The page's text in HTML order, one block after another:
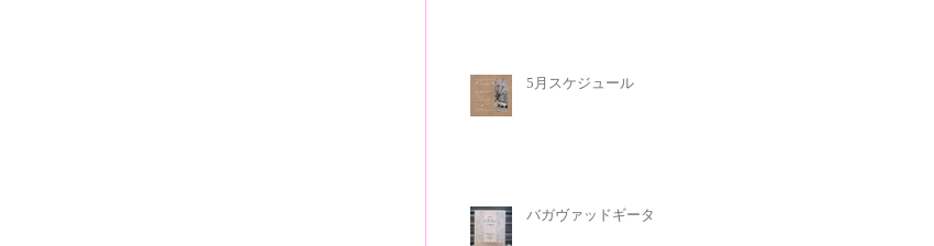
5月スケジュール
バガヴァッドギータ